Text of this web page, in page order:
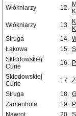
Włókniarzy
12.
Włókniarzy 13.
Struga 14.
Łąkowa
15.
Skłodowskiej
Curie
16.
Skłodowskiej
Curie
17.
Struga 18.
Zamenhofa
19.
Nawrot
20.